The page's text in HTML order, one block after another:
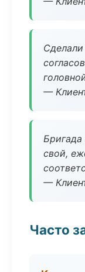
—
Бригада
свой,
—
Часто